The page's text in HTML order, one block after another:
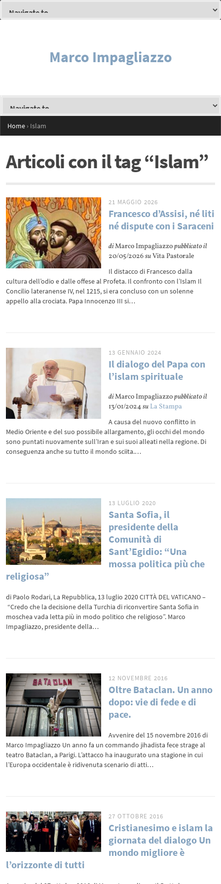
Marco Impagliazzo
Home › Islam
Articoli con il tag “Islam”
21 MAGGIO 2026
Francesco d’Assisi, né liti
né dispute con i Saraceni
diMarco Impagliazzopubblicato il
20/05/2026suVita Pastorale
Il distacco di Francesco dalla
cultura dell’odio e dalle offese al Profeta. Il confronto con l’Islam Il
Concilio lateranense IV, nel 1215, si era concluso con un solenne
appello alla crociata. Papa Innocenzo III si…
13 GENNAIO 2024
Il dialogo del Papa con
l’islam spirituale
diMarco Impagliazzopubblicato il
13/01/2024su La Stampa
A causa del nuovo conflitto in
Medio Oriente e del suo possibile allargamento, gli occhi del mondo
sono puntati nuovamente sull’Iran e sui suoi alleati nella regione. Di
conseguenza anche su tutto il mondo sciita.…
13 LUGLIO 2020
Santa Sofia, il
presidente della
Comunità di
Sant’Egidio: “Una
mossa politica più che
religiosa”
di Paolo Rodari, La Repubblica, 13 luglio 2020 CITTÀ DEL VATICANO –
“Credo che la decisione della Turchia di riconvertire Santa Sofia in
moschea vada letta più in modo politico che religioso”. Marco
Impagliazzo, presidente della…
12 NOVEMBRE 2016
Oltre Bataclan. Un anno
dopo: vie di fede e di
pace.
Avvenire del 15 novembre 2016 di
Marco Impagliazzo Un anno fa un commando jihadista fece strage al
teatro Bataclan, a Parigi. L’attacco ha inaugurato una stagione in cui
l’Europa occidentale è ridivenuta scenario di atti…
27 OTTOBRE 2016
Cristianesimo e islam la
giornata del dialogo Un
mondo migliore è
l’orizzonte di tutti